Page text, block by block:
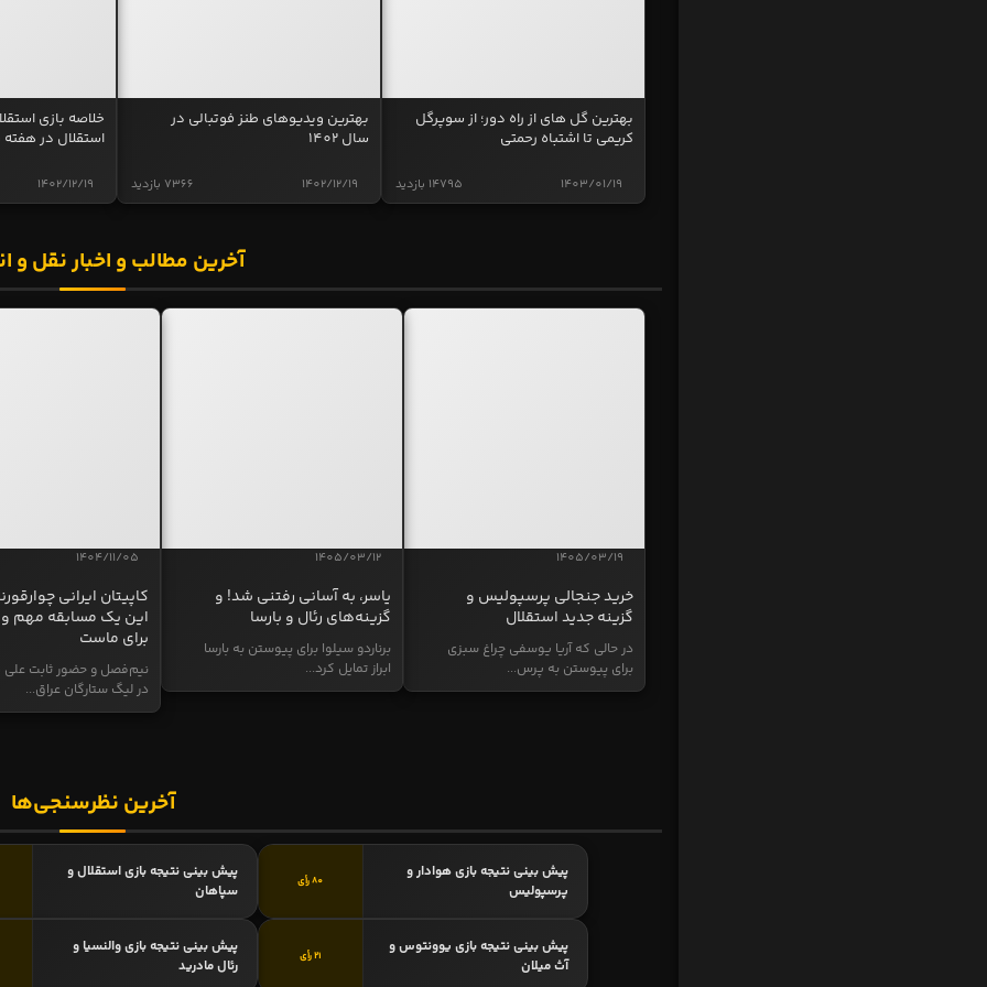
بهترین گل های از راه دور؛ از سوپرگل
کریمی تا اشتباه رحمتی
14795 بازدید 1403/01/19
بهترین ویدیوهای طنز فوتبالی در
سال 1402
7366 بازدید 1402/12/19
استقلال در
1402/12/19
آخرین مطالب و اخبار نقل و
1405/03/19
خرید جنجالی پرسپولیس و
گزینه جدید استقلال
در حالی که آریا یوسفی چراغ سبزی
برای پیوستن به پرس...
1405/03/12
یاسر، به آسانی رفتنی شد! و
گزینه‌های رئال و بارسا
برناردو سیلوا برای پیوستن به بارسا
ابراز تمایل کرد...
1404/11/05
کاپیتان ایرانی
این یک مسابقه مهم و
برای ماست
نیم‌فصل و حضور ثابت علی
در لیگ ستارگان عراق...
آخرین نظرسنجی‌ها
پیش بینی نتیجه بازی هوادار و
پرسپولیس
80 رأی
پیش بینی نتیجه بازی استقلال و
سپاهان
پیش بینی نتیجه بازی یوونتوس و
آث میلان
21 رأی
پیش بینی نتیجه بازی والنسیا و
رئال مادرید